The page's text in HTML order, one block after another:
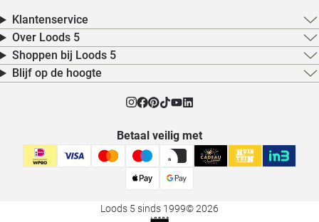
Klantenservice
Over Loods 5
Shoppen bij Loods 5
Blijf op de hoogte
Betaal veilig met
Loods 5 sinds 1999© 2026